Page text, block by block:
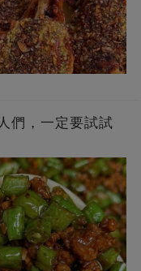
們，一定要試試